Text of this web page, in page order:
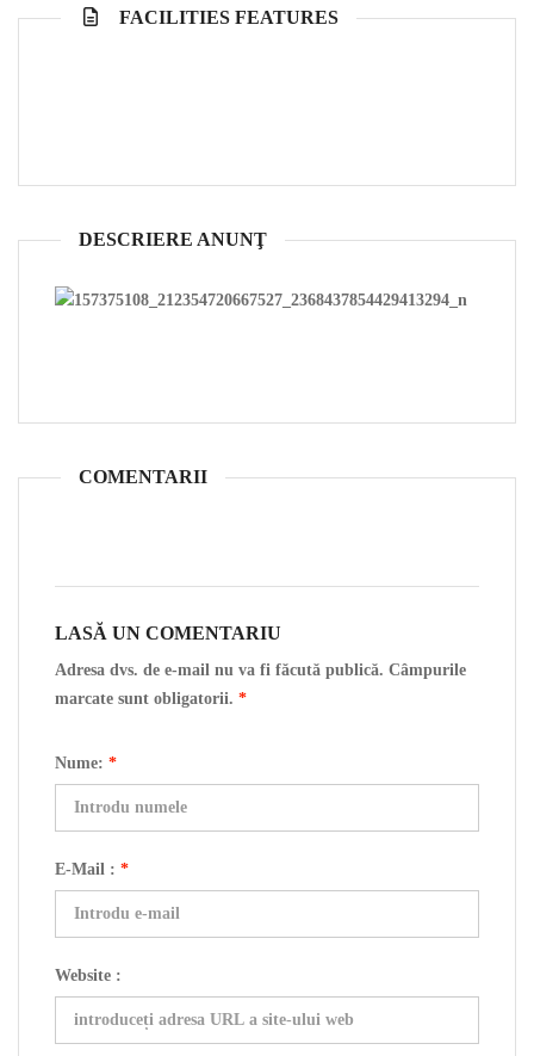
FACILITIES FEATURES
DESCRIERE ANUNŢ
COMENTARII
LASĂ UN COMENTARIU
Adresa dvs. de e-mail nu va fi făcută publică. Câmpurile
marcate sunt obligatorii. *
Nume: *
E-Mail : *
Website :